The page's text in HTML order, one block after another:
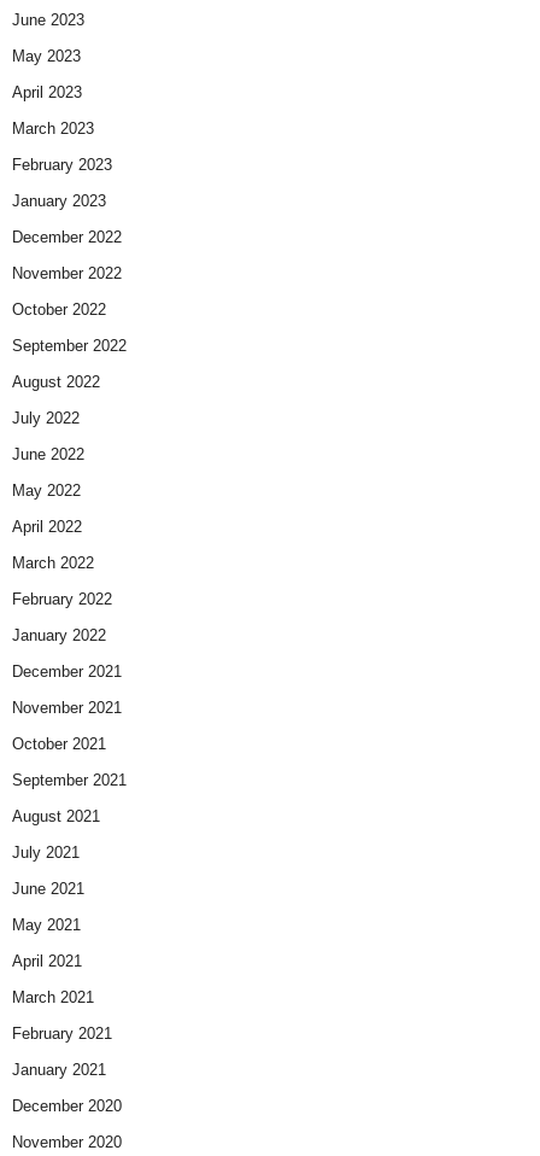
June 2023
May 2023
April 2023
March 2023
February 2023
January 2023
December 2022
November 2022
October 2022
September 2022
August 2022
July 2022
June 2022
May 2022
April 2022
March 2022
February 2022
January 2022
December 2021
November 2021
October 2021
September 2021
August 2021
July 2021
June 2021
May 2021
April 2021
March 2021
February 2021
January 2021
December 2020
November 2020